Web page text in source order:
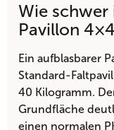
5×5
Wie schwer
Pavillon
Ein aufblasbarer
Standard-
40 Kilogramm.
Grundfläche
einen normalen